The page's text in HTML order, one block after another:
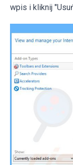
wpis i kliknij